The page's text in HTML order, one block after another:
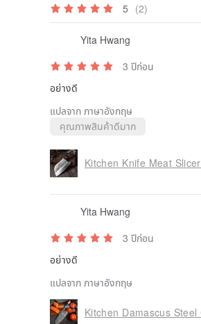
.
.
.
.
.
Fathers day, Fathers day
Gifts for father, Gift for Dad,
Papa gifts, Gift for him, Gifts
Knife, Chef Knife Handmade,
Handmade Chef Knife,
5 (2)
Yita Hwang
3 ปีก่อน
อย่างดี
แปลจาก ภาษาอังกฤษ
คุณภาพสินค้าดีมาก
Kitchen Knife Meat
Yita Hwang
3 ปีก่อน
อย่างดี
แปลจาก ภาษาอังกฤษ
Kitchen Damascus